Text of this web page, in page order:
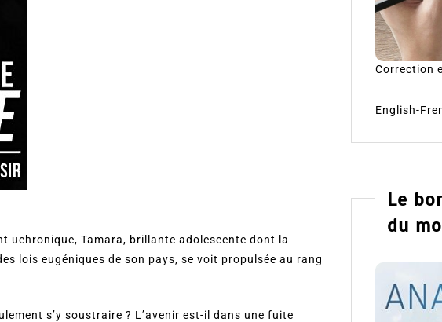
uchronique, Tamara, brillante adolescente dont la
lois eugéniques de son pays, se voit propulsée au rang
s’y soustraire ? L’avenir est-il dans une fuite
Correction
English-
Le
du